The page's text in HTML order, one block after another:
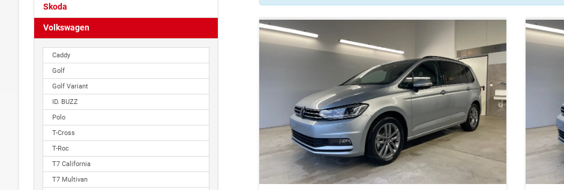
Skoda
Volkswagen
Caddy
Golf
Golf Variant
ID. BUZZ
Polo
T-Cross
T-Roc
T7 California
T7 Multivan